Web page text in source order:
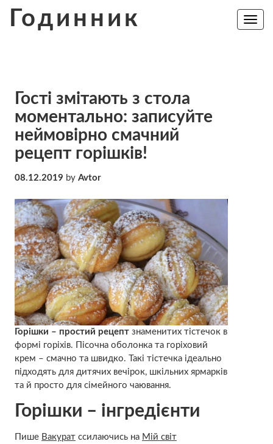
Годинник
Toggle
Гості змітають з стола
моментально: записуйте
неймовірно смачний
рецепт горішків!
08.12.2019 by Avtor
Горішки – простий рецептзнаменитих тістечок в
формі горіхів. Пісочна оболонка та горіховий
крем – смачно та швидко. Такі тістечка ідеально
підходять для дитячих вечірок, шкільних ярмарків
та й просто для сімейного чаювання.
Горішки – інгредієнти
Пише Вакуратссилаючись на Мій світ